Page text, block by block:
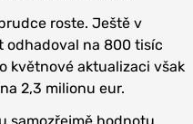
roste. Ještě v
odhadoval na 800 tisíc
květnové aktualizaci však
2,3 milionu eur.